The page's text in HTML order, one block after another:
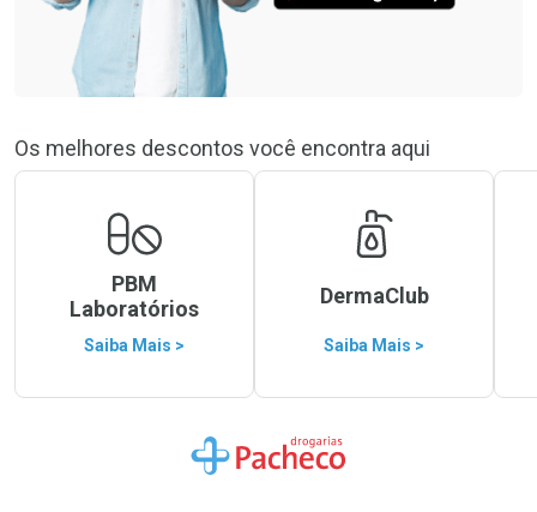
Os melhores descontos você encontra aqui
PBM
Laboratórios
Saiba Mais >
DermaClub
Saiba Mais >
Ir para a Home